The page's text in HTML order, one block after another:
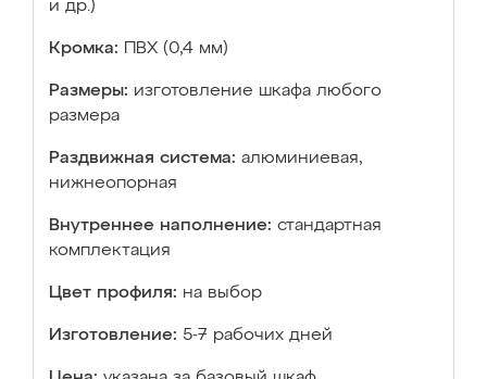
и др.)
Кромка: ПВХ (0,4 мм)
Размеры: изготовление шкафа любого
размера
Раздвижная система: алюминиевая,
нижнеопорная
Внутреннее наполнение: стандартная
комплектация
Цвет профиля: на выбор
Изготовление: 5-7 рабочих дней